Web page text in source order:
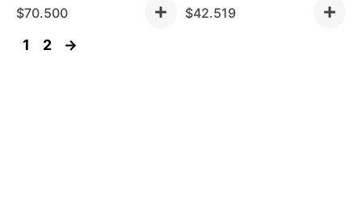
$70.500 $42.519
1 2 →